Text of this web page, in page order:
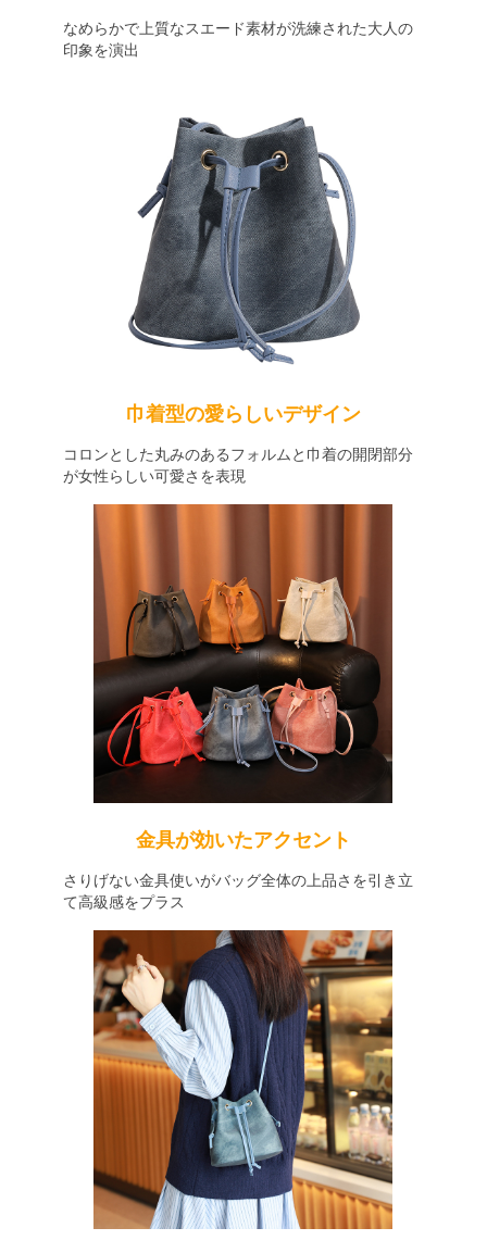
なめらかで上質なスエード素材が洗練された大人の
印象を演出
巾着型の愛らしいデザイン
コロンとした丸みのあるフォルムと巾着の開閉部分
が女性らしい可愛さを表現
金具が効いたアクセント
さりげない金具使いがバッグ全体の上品さを引き立
て高級感をプラス